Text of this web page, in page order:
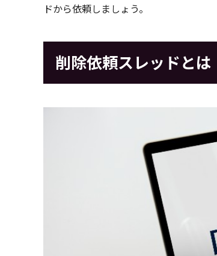
ドから依頼しましょう。
削除依頼スレッドとは